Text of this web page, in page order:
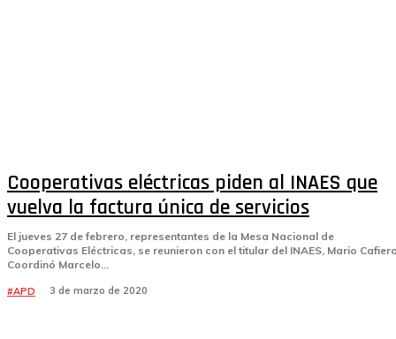
Cooperativas eléctricas piden al INAES que
vuelva la factura única de servicios
El jueves 27 de febrero, representantes de la Mesa Nacional de
Cooperativas Eléctricas, se reunieron con el titular del INAES, Mario
Coordinó Marcelo...
#APD 3 de marzo de 2020